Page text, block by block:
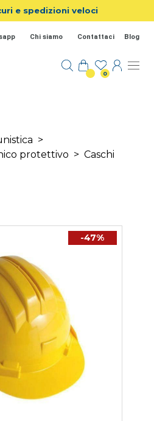
e spedizioni veloci
Chi siamo Contattaci Blog
0
>
protettivo > Caschi
-47%